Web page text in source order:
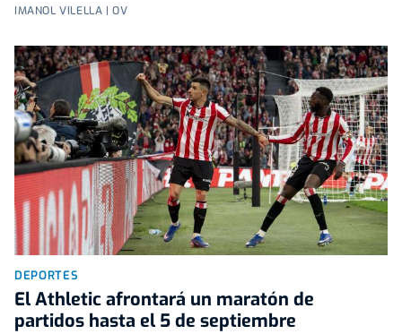
IMANOL VILELLA | OV
DEPORTES
El Athletic afrontará un maratón de
partidos hasta el 5 de septiembre